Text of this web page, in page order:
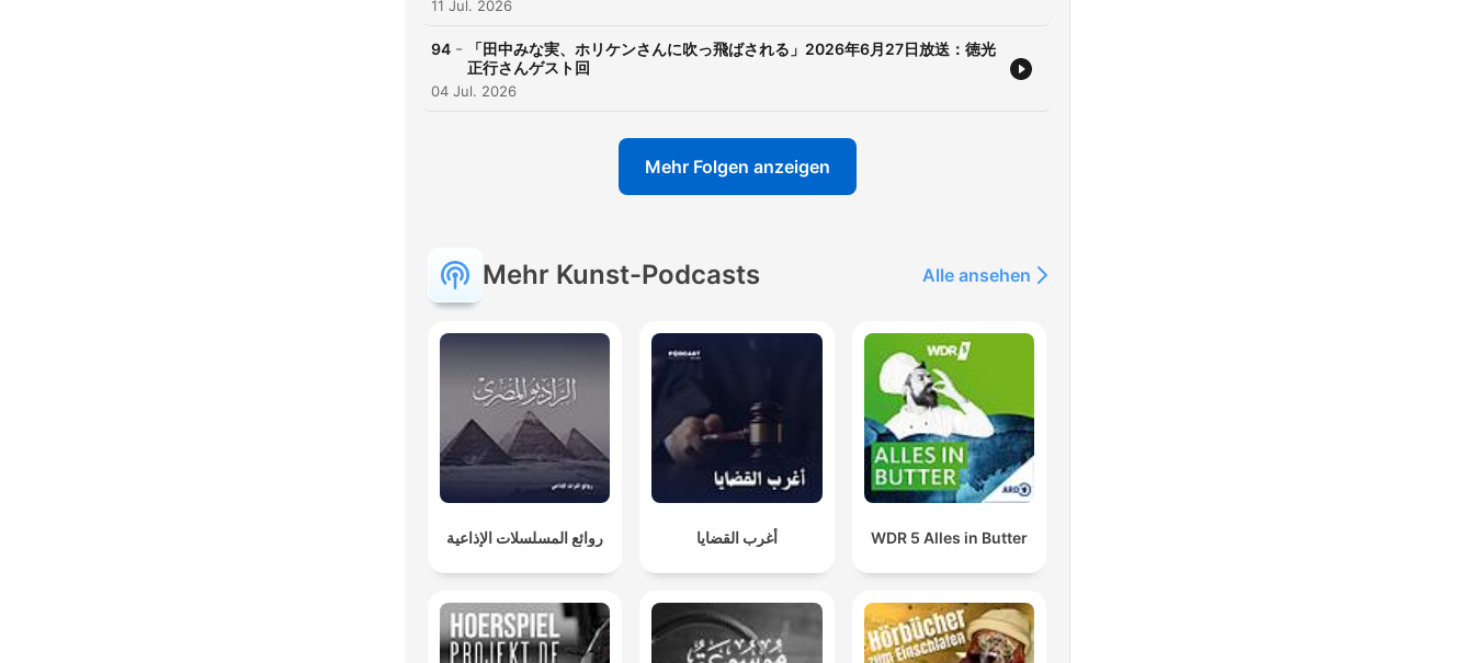
11 Jul. 2026
94 -
「田中みな実、ホリケンさんに吹っ飛ばされる」2026年6月27日放送：徳光
正行さんゲスト回
04 Jul. 2026
Mehr Folgen anzeigen
Mehr Kunst-Podcasts Alle ansehen
روائع المسلسلات الإذاعية أغرب القضايا WDR 5 Alles in Butter